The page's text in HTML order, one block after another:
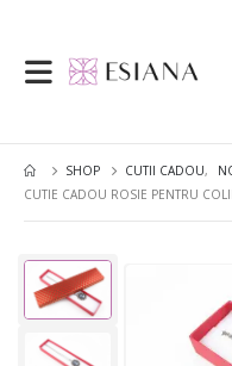
SHOP CUTII CADOU,
CUTIE CADOU ROSIE PENTRU